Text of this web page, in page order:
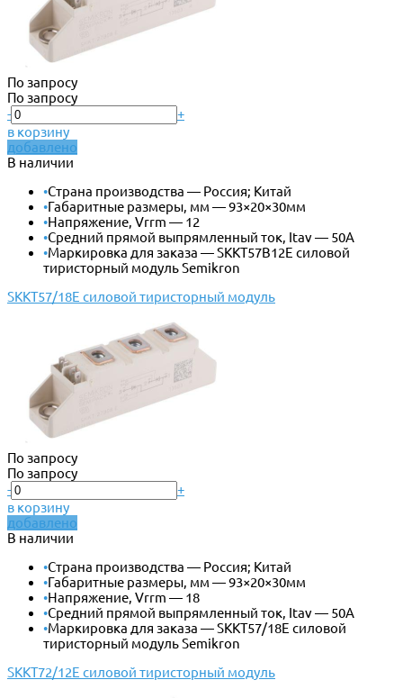
По запросу
По запросу
-
+
в корзину
добавлено
В наличии
•Страна производства — Россия; Китай
•Габаритные размеры, мм — 93×20×30мм
•Напряжение, Vrrm — 12
•Средний прямой выпрямленный ток, Itav — 50А
•Маркировка для заказа — SKKT57B12E силовой
тиристорный модуль Semikron
SKKT57/18E силовой тиристорный модуль
По запросу
По запросу
-
+
в корзину
добавлено
В наличии
•Страна производства — Россия; Китай
•Габаритные размеры, мм — 93×20×30мм
•Напряжение, Vrrm — 18
•Средний прямой выпрямленный ток, Itav — 50А
•Маркировка для заказа — SKKT57/18E силовой
тиристорный модуль Semikron
SKKT72/12E силовой тиристорный модуль